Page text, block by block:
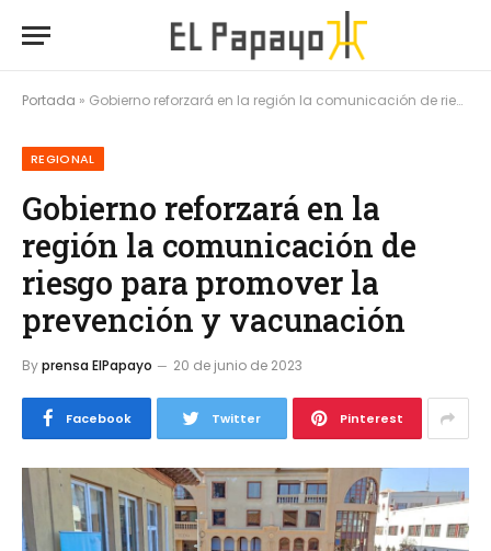
Portada » Gobierno reforzará en la región la comunicación de riesgo para promover la prevención y vacunación
REGIONAL
Gobierno reforzará en la
región la comunicación de
riesgo para promover la
prevención y vacunación
Byprensa ElPapayo 20 de junio de 2023
Facebook Twitter Pinterest